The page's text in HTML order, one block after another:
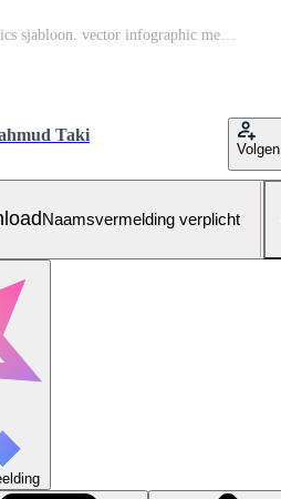
Taki
Volgen
Naamsvermelding verplicht